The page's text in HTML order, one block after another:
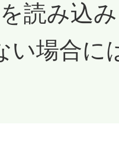
読み込
い場合に